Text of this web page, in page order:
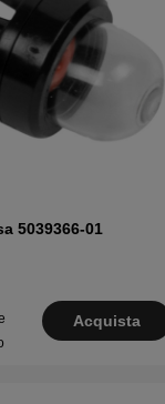
5039366-01
Acquista